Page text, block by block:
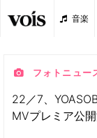
音楽
フォトニュー
22／7、
MVプレミア公